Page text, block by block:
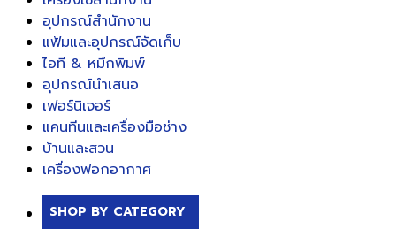
อุปกรณ์สำนักงาน
แฟ้มและอุปกรณ์จัดเก็บ
ไอที & หมึกพิมพ์
อุปกรณ์นำเสนอ
เฟอร์นิเจอร์
แคนทีนและเครื่องมือช่าง
บ้านและสวน
เครื่องฟอกอากาศ
SHOP BY CATEGORY